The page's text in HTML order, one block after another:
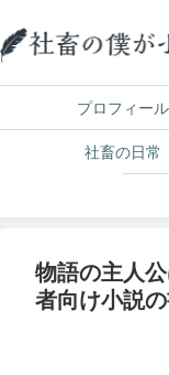
プロフィール
社畜の日常
物語の主人
者向け小説の